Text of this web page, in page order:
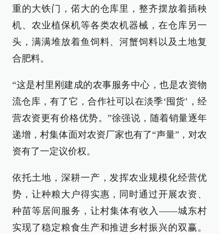
重的大铁门，偌大的仓库里，整齐摆放着插秧
机、农业植保机等各类农机器械，在仓库另一
头，满满堆放着鱼饲料、河蟹饲料以及土地复
合肥料。
“这是村里刚建成的农事服务中心，也是农资物
流仓库，有了它，合作社可以在淡季‘囤货’，经
营农资更有价格优势。”徐强说，随着销量逐年
递增，村集体面对农资厂家也有了“声量”，对农
资有了一定议价权。
依托土地，深耕一产，发挥农业规模化经营优
势，让种粮大户得实惠，同时通过开展农资、
种苗等居间服务，让村集体有收入——城东村
实现了稳定粮食生产和推进乡村振兴的双赢。